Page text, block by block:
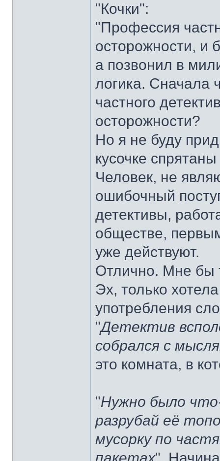
"Кочки":
"Профессия
осторожности, и
а позвонил в
логика. Сначала
частного
осторожности?
Но я не буду
кусочке
Человек, не
ошибочный
детективы,
обществе,
уже действуют.
Отлично. Мне бы
Эх, только
употребления
"Детектив
собрался с
это комната, в
"Нужно было
разрубай её
мусорку по